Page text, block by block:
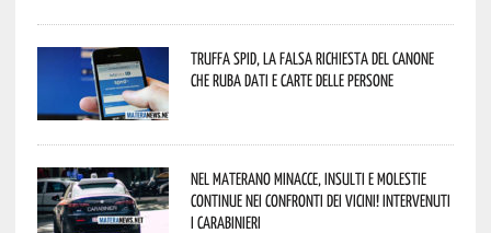
Truffa Spid, la falsa richiesta del canone
che ruba dati e carte delle persone
Nel materano minacce, insulti e molestie
continue nei confronti dei vicini! Intervenuti
i Carabinieri